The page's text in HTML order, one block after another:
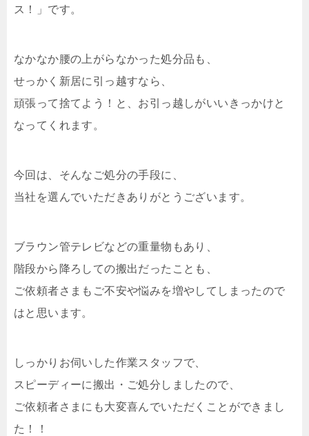
ス！」です。
なかなか腰の上がらなかった処分品も、
せっかく新居に引っ越すなら、
頑張って捨てよう！と、お引っ越しがいいきっかけと
なってくれます。
今回は、そんなご処分の手段に、
当社を選んでいただきありがとうございます。
ブラウン管テレビなどの重量物もあり、
階段から降ろしての搬出だったことも、
ご依頼者さまもご不安や悩みを増やしてしまったので
はと思います。
しっかりお伺いした作業スタッフで、
スピーディーに搬出・ご処分しましたので、
ご依頼者さまにも大変喜んでいただくことができまし
た！！